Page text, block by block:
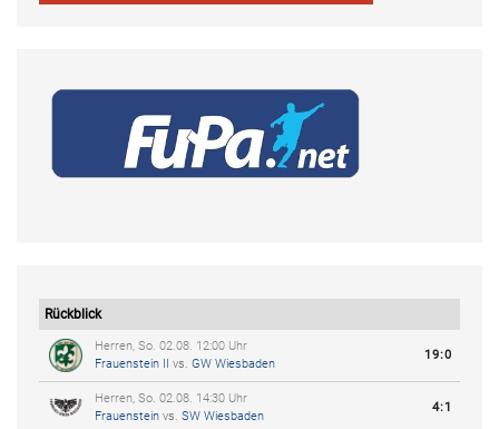
Rückblick
Herren, So. 02.08. 12:00 Uhr
Frauenstein II vs. GW Wiesbaden
19:0
Herren, So. 02.08. 14:30 Uhr
Frauenstein vs. SW Wiesbaden
4:1